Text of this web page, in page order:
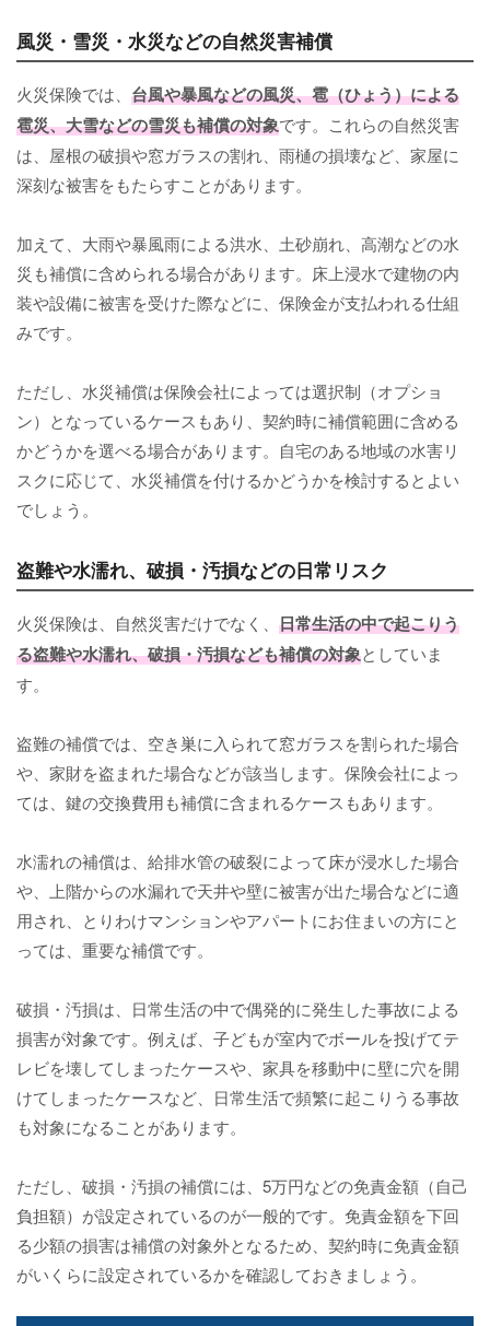
風災・雪災・水災などの自然災害補償
火災保険では、 台風や暴風などの風災、雹（ひょう）による
雹災、大雪などの雪災も補償の対象です。これらの自然災害
は、屋根の破損や窓ガラスの割れ、雨樋の損壊など、家屋に
深刻な被害をもたらすことがあります。
加えて、大雨や暴風雨による洪水、土砂崩れ、高潮などの水
災も補償に含められる場合があります。床上浸水で建物の内
装や設備に被害を受けた際などに、保険金が支払われる仕組
みです。
ただし、水災補償は保険会社によっては選択制（オプショ
ン）となっているケースもあり、契約時に補償範囲に含める
かどうかを選べる場合があります。自宅のある地域の水害リ
スクに応じて、水災補償を付けるかどうかを検討するとよい
でしょう。
盗難や水濡れ、破損・汚損などの日常リスク
火災保険は、自然災害だけでなく、 日常生活の中で起こりう
る盗難や水濡れ、破損・汚損なども補償の対象としていま
す。
盗難の補償では、空き巣に入られて窓ガラスを割られた場合
や、家財を盗まれた場合などが該当します。保険会社によっ
ては、鍵の交換費用も補償に含まれるケースもあります。
水濡れの補償は、給排水管の破裂によって床が浸水した場合
や、上階からの水漏れで天井や壁に被害が出た場合などに適
用され、とりわけマンションやアパートにお住まいの方にと
っては、重要な補償です。
破損・汚損は、日常生活の中で偶発的に発生した事故による
損害が対象です。例えば、子どもが室内でボールを投げてテ
レビを壊してしまったケースや、家具を移動中に壁に穴を開
けてしまったケースなど、日常生活で頻繁に起こりうる事故
も対象になることがあります。
ただし、破損・汚損の補償には、5万円などの免責金額（自己
負担額）が設定されているのが一般的です。免責金額を下回
る少額の損害は補償の対象外となるため、契約時に免責金額
がいくらに設定されているかを確認しておきましょう。